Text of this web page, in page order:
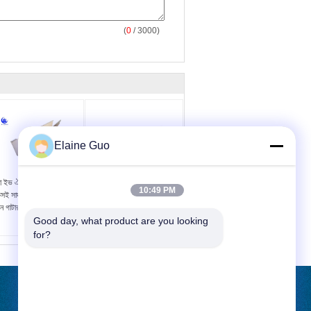
(0 / 3000)
ইভ ঐতিহাসিক ভবনের জন্য
সাদা প্লাস্টিকের পিভিসি
গাটার সিঙ্ক
পরিবেশ বান্ধব পিভিসি ইউপিভিসি
রেইন গাটার ভিলা ছাদের ড্রেনেজ
Elaine Guo
10:49 PM
Good day, what product are you looking
for?